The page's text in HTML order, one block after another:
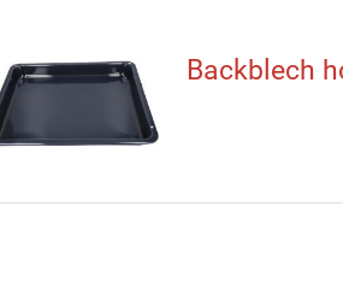
Backblech